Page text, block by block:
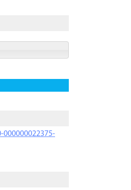
000000022375-